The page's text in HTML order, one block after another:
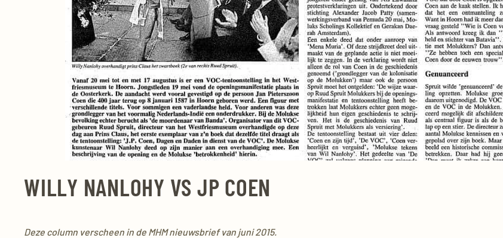
WILLY NANLOHY VS JP COEN
Deze column verscheen in de MHM nieuwsbrief van juni 2015.